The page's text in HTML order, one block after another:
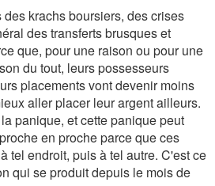
krachs boursiers, des crises
des transferts brusques et
que, pour une raison ou pour une
du tout, leurs possesseurs
placements vont devenir moins
aller placer leur argent ailleurs.
panique, et cette panique peut
en proche parce que ces
tel endroit, puis à tel autre. C'est ce
qui se produit depuis le mois de